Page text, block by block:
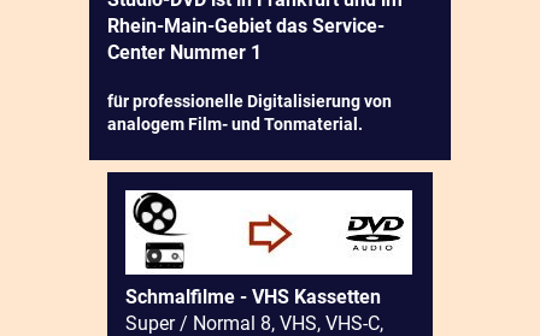
Rhein-Main-Gebiet das Service-
Center Nummer 1
für professionelle Digitalisierung von
analogem Film- und Tonmaterial.
Schmalfilme - VHS Kassetten
Super / Normal 8, VHS, VHS-C,